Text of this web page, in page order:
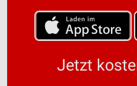
Jetzt